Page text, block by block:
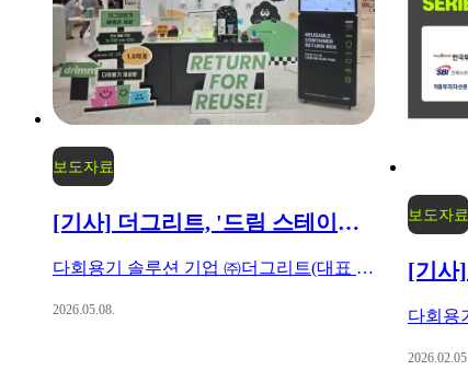
보도자료
[기사] 더그리트, '드림 스테이션' 자원순환 플랫폼으로 확장
다회용기 솔루션 기업 ㈜더그리트(대표 양우정)가 자사 반납 시스템인 ‘드림 스테이션’의 운영 범위를 기존 다회용컵에서 보조배터리까지 확대 적용하며 자원순환 플랫폼 사업을 확장했습니다.
2026.05.08.
보도자료
2026.02.05